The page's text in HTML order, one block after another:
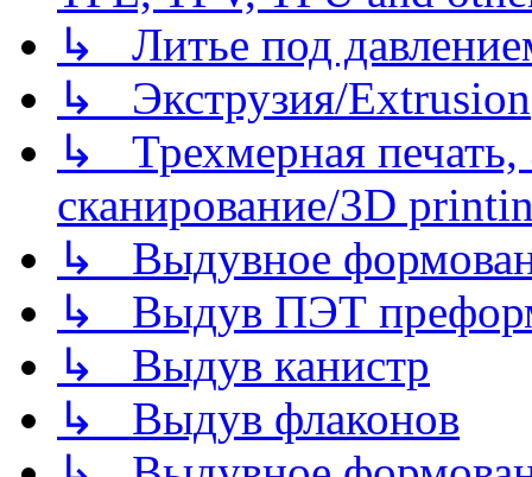
↳ Литье под
↳ Экструзия/Extrusion
↳ Трехмерная
сканирование/3D
↳ Выдувное
↳ Выдув ПЭТ
↳ Выдув канистр
↳ Выдув флаконов